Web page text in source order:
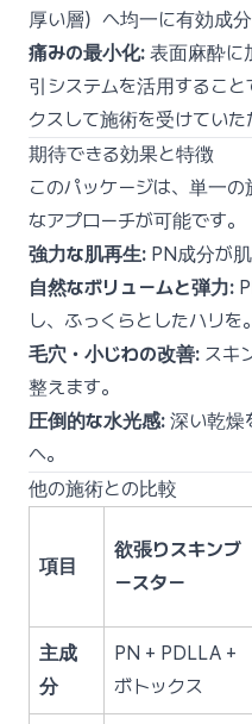
厚い層）へ均一に有効成分
痛みの最小化: 表面麻酔に
引システムを活用するこ
クスして施術を受けていた
期待できる効果と特徴
このパッケージは、単一
なアプローチが可能です。
強力な肌再生: PN成分が
自然なボリュームと弾力:
し、ふっくらとしたハリを。
毛穴・小じわの改善: スキ
整えます。
圧倒的な水光感: 深い乾燥
へ。
他の施術との比較
項目
欲張りスキンブ
ースター
主成
分
PN + PDLLA +
ボトックス